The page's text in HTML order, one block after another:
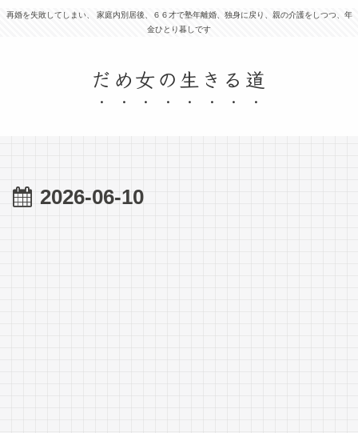
再婚を失敗してしまい、 家庭内別居後、６６才で塾年離婚、独身に戻り、親の介護をしつつ、年
金ひとり暮しです
だめ女の生きる道
2026-06-10